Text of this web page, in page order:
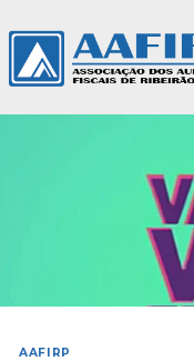
AAFIRP